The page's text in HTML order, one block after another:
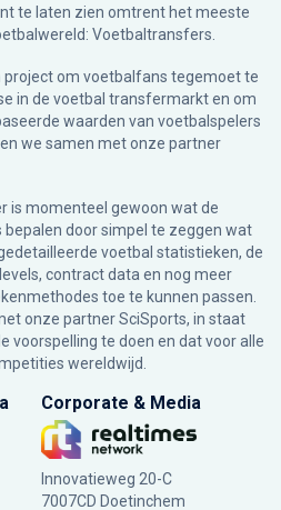
te laten zien omtrent het meeste
Voetbaltransfers.
project om voetbalfans tegemoet te
in de voetbal transfermarkt en om
waarden van voetbalspelers
we samen met onze partner
is momenteel gewoon wat de
door simpel te zeggen wat
voetbal statistieken, de
contract data en nog meer
toe te kunnen passen.
onze partner SciSports, in staat
voorspelling te doen en dat voor alle
wereldwijd.
Corporate & Media
Innovatieweg 20-C
7007CD Doetinchem